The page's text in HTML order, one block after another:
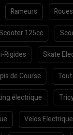
Rameurs
125cc
Rigides Skate
de Course
électrique
Velos